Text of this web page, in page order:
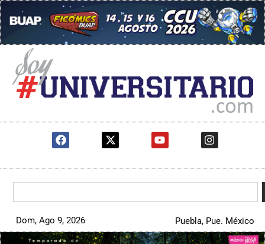
Dom, Ago 9, 2026 Puebla, Pue. México